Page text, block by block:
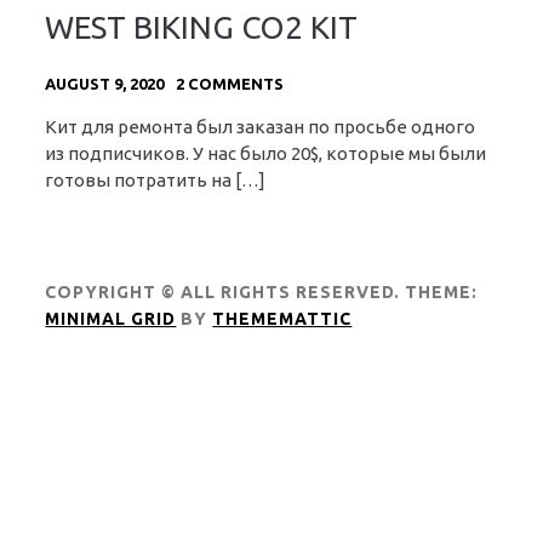
WEST BIKING CO2 KIT
AUGUST 9, 2020 2 COMMENTS
Кит для ремонта был заказан по просьбе одного
из подписчиков. У нас было 20$, которые мы были
готовы потратить на […]
COPYRIGHT © ALL RIGHTS RESERVED. THEME:
MINIMAL GRID BY THEMEMATTIC